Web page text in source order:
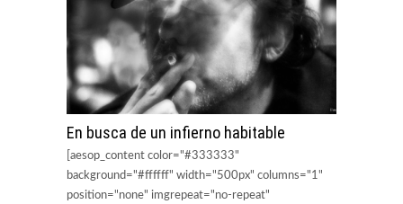
En busca de un infierno habitable
[aesop_content color="#333333"
background="#ffffff" width="500px" columns="1"
position="none" imgrepeat="no-repeat"